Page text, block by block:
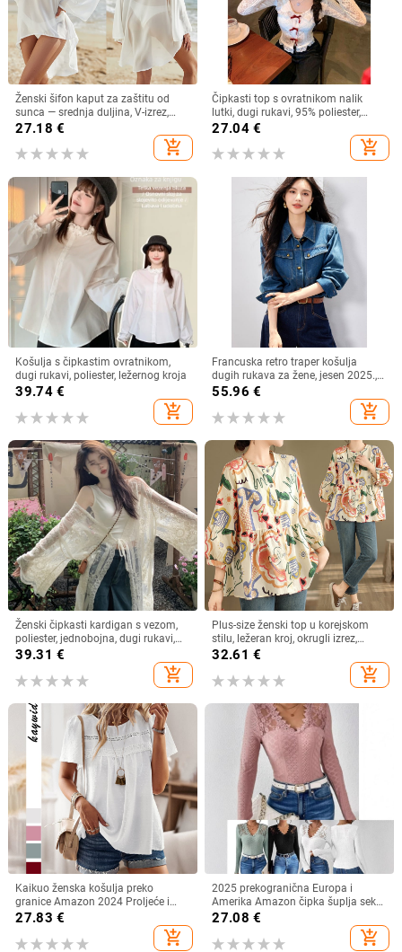
Ženski šifon kaput za zaštitu od
sunca — srednja duljina, V-izrez,
dugi rukav, široki kroj, 95% poliester
27.18 €
add_shopping_cart
Čipkasti top s ovratnikom nalik
lutki, dugi rukavi, 95% poliester,
kardigan stil, gradski stil
27.04€
add_shopping_cart
Košulja s čipkastim ovratnikom,
dugi rukavi, poliester, ležernog kroja
39.74€
add_shopping_cart
Francuska retro traper košulja
dugih rukava za žene, jesen 2025.,
nova ležerna, elegantna, svestrana,
55.96 €
add_shopping_cart
Ženski čipkasti kardigan s vezom,
poliester, jednobojna, dugi rukavi,
dugi kroj
39.31 €
add_shopping_cart
Plus-size ženski top u korejskom
stilu, ležeran kroj, okrugli izrez,
pamuk (70–80%), proljeće 2024
32.61 €
add_shopping_cart
Kaikuo ženska košulja preko
granice Amazon 2024 Proljeće i
ljeto Izvoz Ležerna jednobojna
majica kratkih rukava s okruglim
izrezom
27.83 €
add_shopping_cart
2025 prekogranična Europa i
Amerika Amazon čipka šuplja seksi
ženska duga rukava čipka žakard
pletena duga rukava veleprodaja
27.08 €
add_shopping_cart